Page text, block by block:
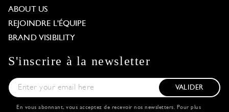
ABOUT US
REJOINDRE L'ÉQUIPE
BRAND VISIBILITY
S'inscrire à la newsletter
VALIDER
En vous abonnant, vous acceptez de recevoir nos newsletters. Pour plus